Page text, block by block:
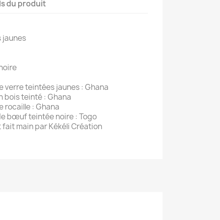
du produit
jaunes
verre teintées jaunes : Ghana
bois teinté : Ghana
rocaille : Ghana
bœuf teintée noire : Togo
main par Kékéli Création